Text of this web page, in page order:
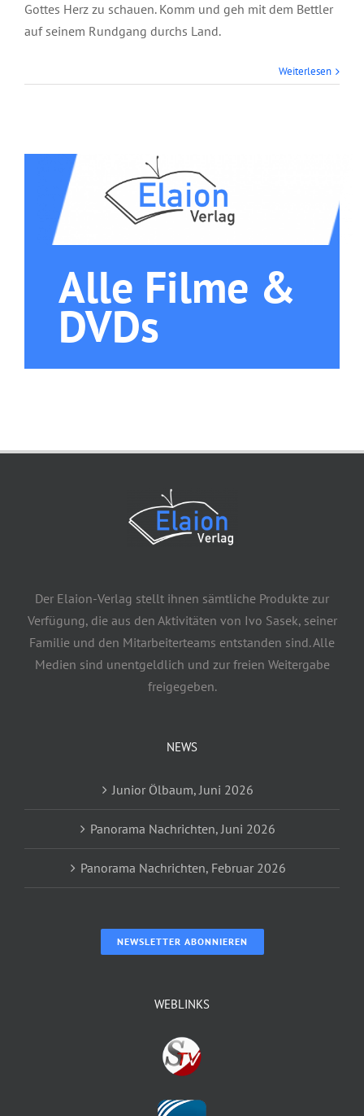
Gottes Herz zu schauen. Komm und geh mit dem Bettler
auf seinem Rundgang durchs Land.
Weiterlesen
Alle Filme &
DVDs
Der Elaion-Verlag stellt ihnen sämtliche Produkte zur
Verfügung, die aus den Aktivitäten von Ivo Sasek, seiner
Familie und den Mitarbeiterteams entstanden sind. Alle
Medien sind unentgeldlich und zur freien Weitergabe
freigegeben.
NEWS
Junior Ölbaum, Juni 2026
Panorama Nachrichten, Juni 2026
Panorama Nachrichten, Februar 2026
NEWSLETTER ABONNIEREN
WEBLINKS